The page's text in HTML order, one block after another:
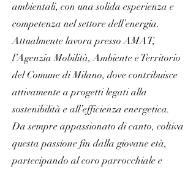
ambientali, con una solida esperienza e
competenza nel settore dell’energia.
Attualmente lavora presso AMAT,
l’Agenzia Mobilità, Ambiente e Territorio
del Comune di Milano, dove contribuisce
attivamente a progetti legati alla
sostenibilità e all’efficienza energetica.
Da sempre appassionato di canto, coltiva
questa passione fin dalla giovane età,
partecipando al coro parrocchiale e